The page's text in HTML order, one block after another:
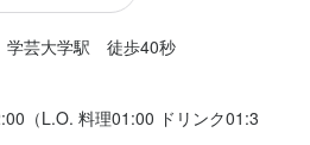
ズの香りとコクがしっかり。
で楽しめる料理が多く、どの料理
わってきます。
学芸大学駅　徒歩40秒
（L.O. 料理01:00 ドリンク01:3